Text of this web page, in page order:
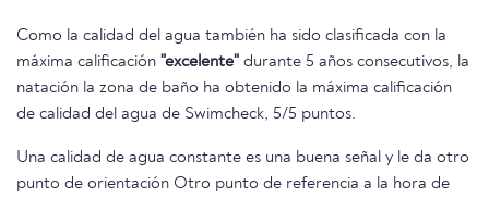
Como la calidad del agua también ha sido clasificada con la
máxima calificación "excelente" durante 5 años consecutivos, la
natación la zona de baño ha obtenido la máxima calificación
de calidad del agua de Swimcheck, 5/5 puntos.
Una calidad de agua constante es una buena señal y le da otro
punto de orientación Otro punto de referencia a la hora de